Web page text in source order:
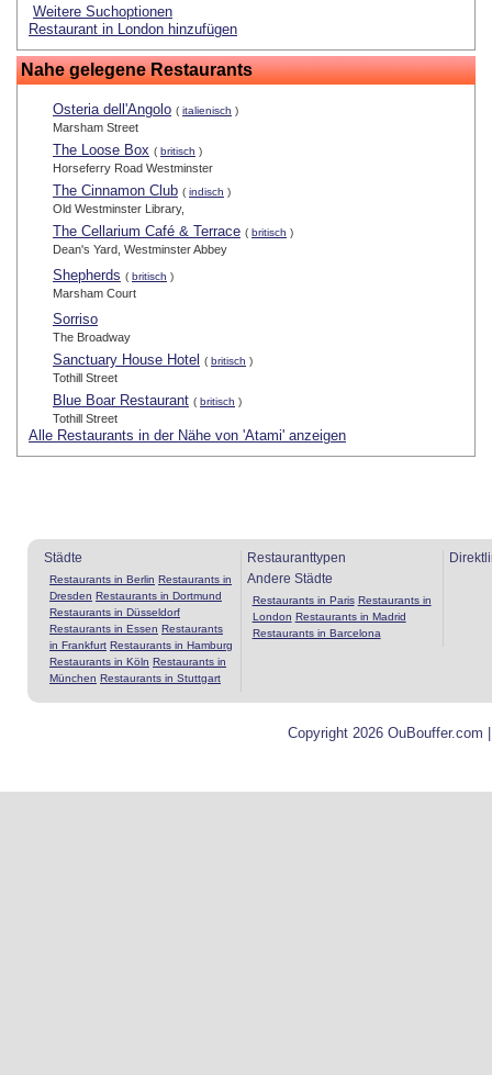
Weitere Suchoptionen
Restaurant in London hinzufügen
Nahe gelegene Restaurants
Osteria dell'Angolo ( italienisch )
Marsham Street
The Loose Box ( britisch )
Horseferry Road Westminster
The Cinnamon Club ( indisch )
Old Westminster Library,
The Cellarium Café & Terrace ( britisch )
Dean's Yard, Westminster Abbey
Shepherds ( britisch )
Marsham Court
Sorriso
The Broadway
Sanctuary House Hotel ( britisch )
Tothill Street
Blue Boar Restaurant ( britisch )
Tothill Street
Alle Restaurants in der Nähe von 'Atami' anzeigen
Städte
Restaurants in Berlin Restaurants in
Dresden Restaurants in Dortmund
Restaurants in Düsseldorf
Restaurants in Essen Restaurants
in Frankfurt Restaurants in Hamburg
Restaurants in Köln Restaurants in
München Restaurants in Stuttgart
Restauranttypen
Andere Städte
Restaurants in Paris Restaurants in
London Restaurants in Madrid
Restaurants in Barcelona
Copyright 2026 OuBouffer.com